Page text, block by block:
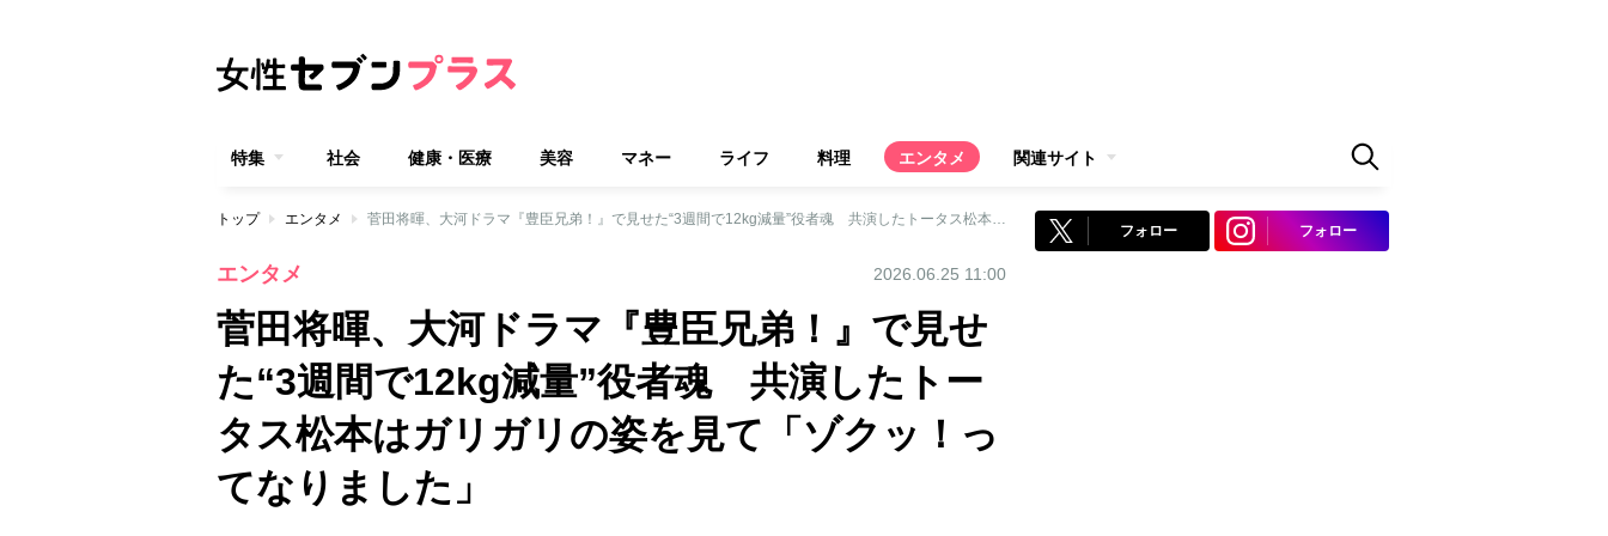
特集 社会 健康・医療 美容 マネー ライフ 料理 エンタメ 関連サイト
トップ エンタメ 菅田将暉、大河ドラマ『豊臣兄弟！』で見せた“3週間で12kg減量”役者魂 共演したトータス松本はガリガリの姿を見て「ゾクッ！ってなりました」
エンタメ 2026.06.25 11:00
菅田将暉、大河ドラマ『豊臣兄弟！』で見せ
た“3週間で12kg減量”役者魂 共演したトー
タス松本はガリガリの姿を見て「ゾクッ！っ
てなりました」
フォロー フォロー